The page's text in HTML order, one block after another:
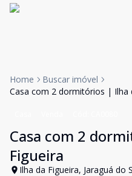
Home
Buscar imóvel
Casa com 2 dormitórios | Ilha
Casa com 2
Figueira
Ilha da Figueira, Jaraguá do